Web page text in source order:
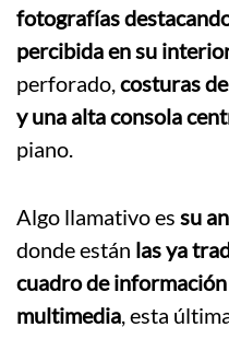
fotografías
percibida en su
perforado,costuras
y una alta consola
piano.
Algo llamativo es su
donde están las ya
cuadro de
multimedia, esta